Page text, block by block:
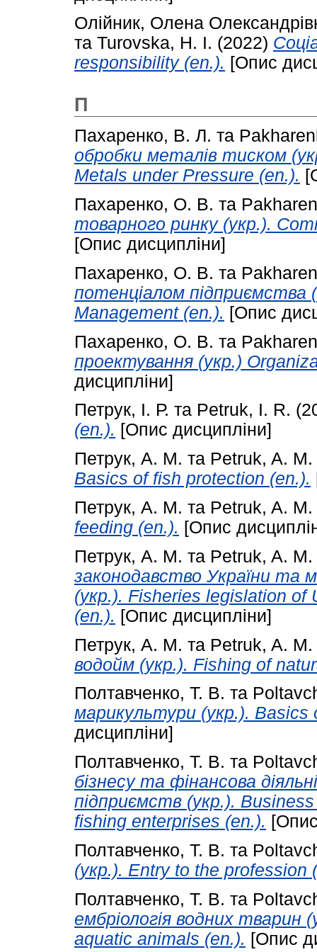
Олійник, Олена
та Turovska, H. I. (2022)
responsibility (en.). [Опис
П
Пахаренко, В. Л. та
обробки металів тиском
Metals under Pressure (en.).
Пахаренко, О. В. та
товарного ринку (укр.).
[Опис дисципліни]
Пахаренко, О. В. та
потенціалом підприємства
Management (en.). [Опис
Пахаренко, О. В. та
проектування (укр.)
дисципліни]
Петрук, І. Р. та Petruk, I. R.
(en.). [Опис дисципліни]
Петрук, А. М. та Petruk, A. M.
Basics of fish protection (en.).
Петрук, А. М. та Petruk, A. M.
feeding (en.). [Опис
Петрук, А. М. та Petruk, A. M.
законодавство України та
(укр.). Fisheries legislation of
(en.). [Опис дисципліни]
Петрук, А. М. та Petruk, A. M.
водойм (укр.). Fishing of
Полтавченко, Т. В. та
марикультури (укр.). Basics
дисципліни]
Полтавченко, Т. В. та
бізнесу та фінансова
підприємств (укр.).
fishing enterprises (en.).
Полтавченко, Т. В. та
(укр.). Entry to the profession
Полтавченко, Т. В. та
ембріологія водних тварин
aquatic animals (en.). [Опис